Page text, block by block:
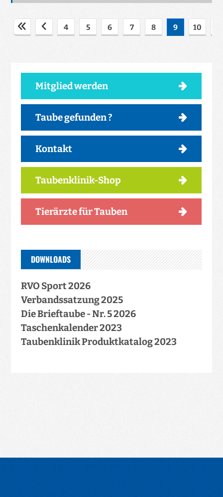
4 5 6 7 8 9 10
Mitglied werden
Taube gefunden ?
Kontakt
Taubenklinik-Shop
Tierärzte für Tauben
DOWNLOADS
RVO Sport 2026
Verbandssatzung 2025
Die Brieftaube - Nr. 5 2026
Taschenkalender 2023
Taubenklinik Produktkatalog 2023